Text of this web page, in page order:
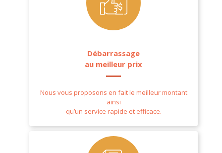
Débarrassage
au meilleur prix
Nous vous proposons en fait le meilleur montant
ainsi
qu’un service rapide et efficace.